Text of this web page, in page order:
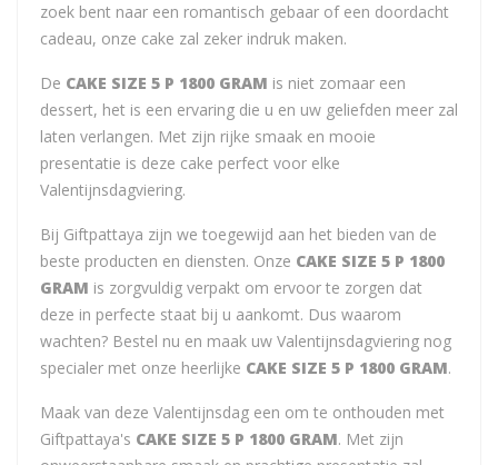
zoek bent naar een romantisch gebaar of een doordacht
cadeau, onze cake zal zeker indruk maken.
De CAKE SIZE 5 P 1800 GRAM is niet zomaar een
dessert, het is een ervaring die u en uw geliefden meer zal
laten verlangen. Met zijn rijke smaak en mooie
presentatie is deze cake perfect voor elke
Valentijnsdagviering.
Bij Giftpattaya zijn we toegewijd aan het bieden van de
beste producten en diensten. Onze CAKE SIZE 5 P 1800
GRAM is zorgvuldig verpakt om ervoor te zorgen dat
deze in perfecte staat bij u aankomt. Dus waarom
wachten? Bestel nu en maak uw Valentijnsdagviering nog
specialer met onze heerlijke CAKE SIZE 5 P 1800 GRAM.
Maak van deze Valentijnsdag een om te onthouden met
Giftpattaya's CAKE SIZE 5 P 1800 GRAM. Met zijn